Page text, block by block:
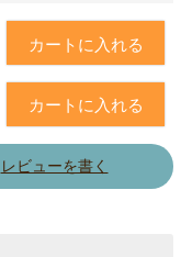
カートに入れる
カートに入れる
レビューを書く